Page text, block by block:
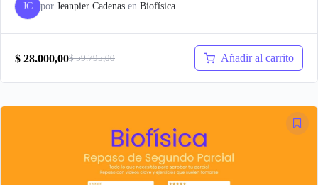
JC por Jeanpier Cadenas en Biofísica
$59.795,00
El
precio
$ 59.795,00.
$ 28.000,00
El
precio
$ 28.000,00.
Añadir al carrito